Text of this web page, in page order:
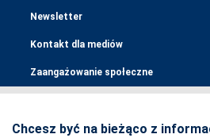
Newsletter
Kontakt dla mediów
Zaangażowanie społeczne
Chcesz być na bieżąco z